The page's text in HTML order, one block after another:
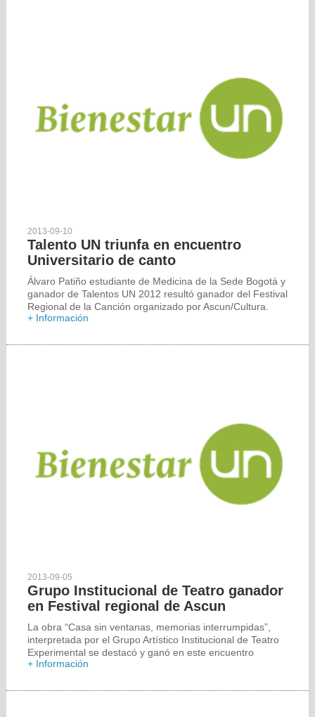
2013-09-10
Talento UN triunfa en encuentro
Universitario de canto
Álvaro Patiño estudiante de Medicina de la Sede Bogotá y
ganador de Talentos UN 2012 resultó ganador del Festival
Regional de la Canción organizado por Ascun/Cultura.
+ Información
2013-09-05
Grupo Institucional de Teatro ganador
en Festival regional de Ascun
La obra “Casa sin ventanas, memorias interrumpidas”,
interpretada por el Grupo Artístico Institucional de Teatro
Experimental se destacó y ganó en este encuentro
+ Información